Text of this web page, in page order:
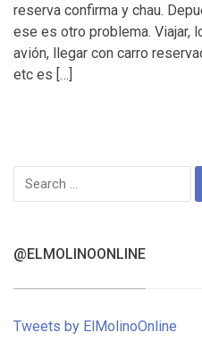
reserva confirma y chau.
ese es otro problema. Viajar,
avión, llegar con carro
etc es […]
Search
for:
@ELMOLINOONLINE
Tweets by ElMolinoOnline